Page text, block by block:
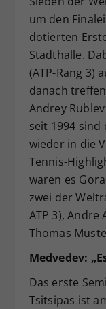
um den
dotierten
Stadthalle.
(ATP-Rang 3)
danach
Andrey
seit 1994 sind
wieder in die
Tennis-
waren es
zwei der
ATP 3), Andre
Thomas
Medvedev:
Das erste
Tsitsipas ist
Zweck